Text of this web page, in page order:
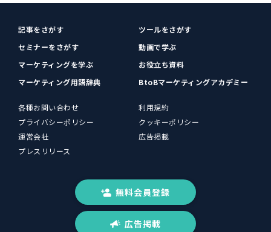
記事をさがす
ツールをさがす
セミナーをさがす
動画で学ぶ
マーケティングを学ぶ
お役立ち資料
マーケティング用語辞典
BtoBマーケティングアカデミー
各種お問い合わせ
利用規約
プライバシーポリシー
クッキーポリシー
運営会社
広告掲載
プレスリリース
無料会員登録
広告掲載